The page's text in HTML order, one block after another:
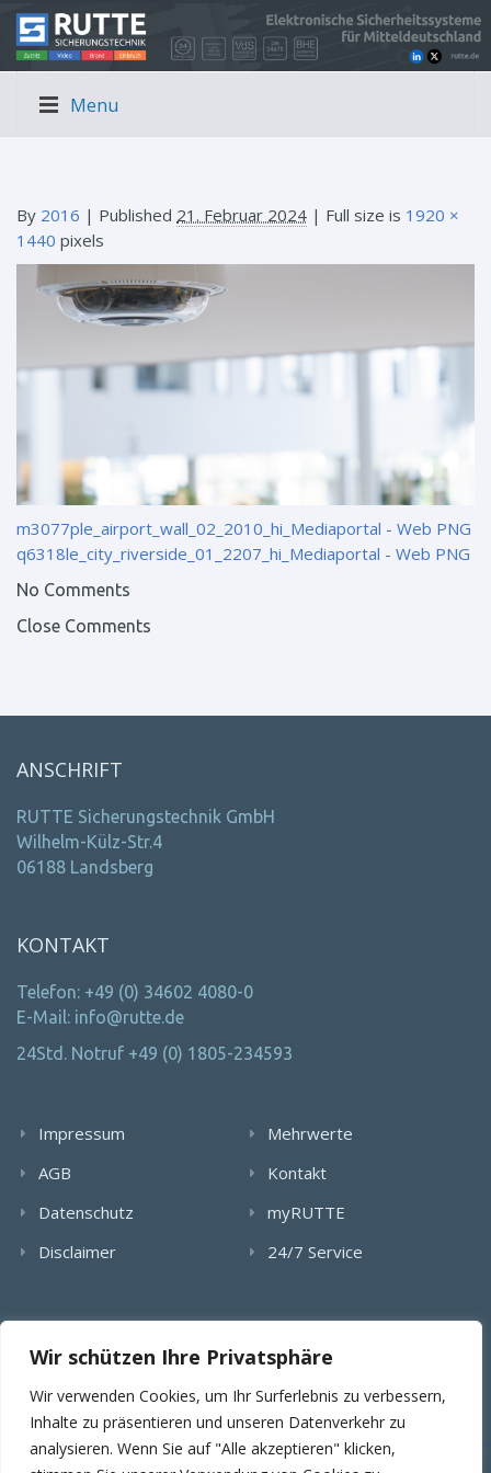
Wir schützen Ihre Privatsphäre
Wir verwenden Cookies, um Ihr Surferlebnis zu verbessern,
Inhalte zu präsentieren und unseren Datenverkehr zu
analysieren. Wenn Sie auf "Alle akzeptieren" klicken,
Menu
By 2016 | Published 21. Februar 2024 | Full size is 1920 ×
1440 pixels
m3077ple_airport_wall_02_2010_hi_Mediaportal - Web PNG
q6318le_city_riverside_01_2207_hi_Mediaportal - Web PNG
No Comments
Close Comments
ANSCHRIFT
RUTTE Sicherungstechnik GmbH
Wilhelm-Külz-Str.4
06188 Landsberg
KONTAKT
Telefon: +49 (0) 34602 4080-0
E-Mail: info@rutte.de
24Std. Notruf +49 (0) 1805-234593
Impressum
AGB
Datenschutz
Disclaimer
Mehrwerte
Kontakt
myRUTTE
24/7 Service
Verlinkung von Bildern, textlichen Inhalten und Videos bedarf
der schriftlichen Genehmigung der RUTTE Sicherungstechnik